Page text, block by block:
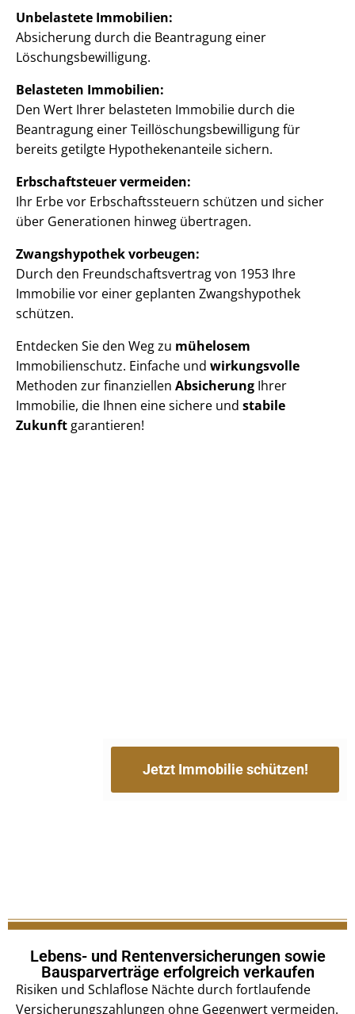
Unbelastete Immobilien:
Absicherung durch die Beantragung einer
Löschungsbewilligung.
Belasteten Immobilien:
Den Wert Ihrer belasteten Immobilie durch die
Beantragung einer Teillöschungsbewilligung für
bereits getilgte Hypothekenanteile sichern.
Erbschaftsteuer vermeiden:
Ihr Erbe vor Erbschaftssteuern schützen und sicher
über Generationen hinweg übertragen.
Zwangshypothek vorbeugen:
Durch den Freundschaftsvertrag von 1953 Ihre
Immobilie vor einer geplanten Zwangshypothek
schützen.
Entdecken Sie den Weg zu mühelosem
Immobilienschutz. Einfache und wirkungsvolle
Methoden zur finanziellen Absicherung Ihrer
Immobilie, die Ihnen eine sichere und stabile
Zukunft garantieren!
Jetzt Immobilie schützen!
Lebens- und Rentenversicherungen sowie
Bausparverträge erfolgreich verkaufen
Risiken und Schlaflose Nächte durch fortlaufende
Versicherungszahlungen ohne Gegenwert vermeiden.